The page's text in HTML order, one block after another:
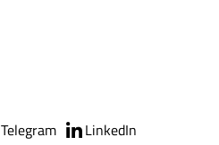
Telegram LinkedIn